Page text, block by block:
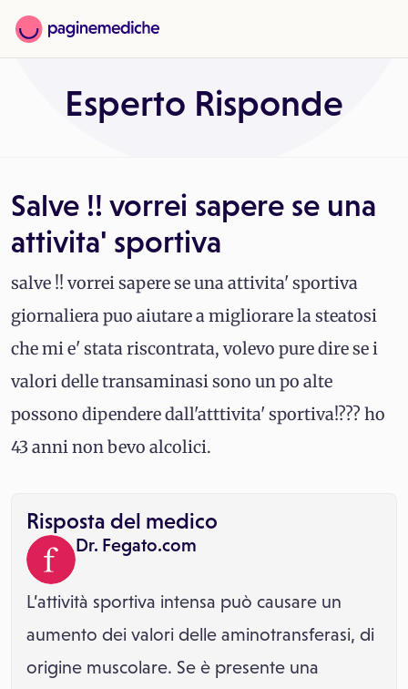
Esperto Risponde
Salve !! vorrei sapere se una
attivita' sportiva
salve !! vorrei sapere se una attivita' sportiva
giornaliera puo aiutare a migliorare la steatosi
che mi e' stata riscontrata, volevo pure dire se i
valori delle transaminasi sono un po alte
possono dipendere dall'atttivita' sportiva!??? ho
43 anni non bevo alcolici.
Risposta del medico
Dr. Fegato.com
L’attività sportiva intensa può causare un
aumento dei valori delle aminotransferasi, di
origine muscolare. Se è presente una